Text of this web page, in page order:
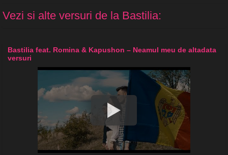
Vezi si alte versuri de la Bastilia:
Bastilia feat. Romina & Kapushon – Neamul meu de altadata
versuri